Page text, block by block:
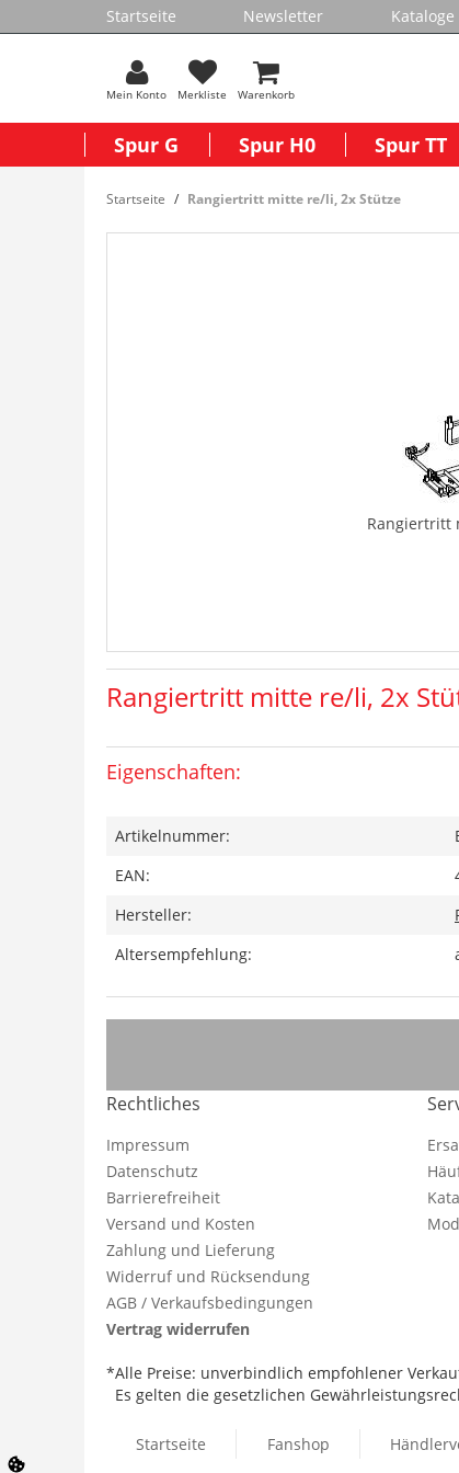
Startseite Newsletter Kataloge
Mein Konto Merkliste Warenkorb
Spur G Spur H0 Spur TT
Startseite Rangiertritt mitte re/li, 2x Stütze
Rangiertritt
Rangiertritt mitte re/li, 2x
Eigenschaften:
Artikelnummer:
EAN:
Hersteller:
Altersempfehlung:
Rechtliches
Impressum
Datenschutz
Barrierefreiheit
Versand und Kosten
Zahlung und Lieferung
Widerruf und Rücksendung
AGB / Verkaufsbedingungen
Vertrag widerrufen
*Alle Preise: unverbindlich empfohlener
Es gelten die gesetzlichen
Startseite Fanshop